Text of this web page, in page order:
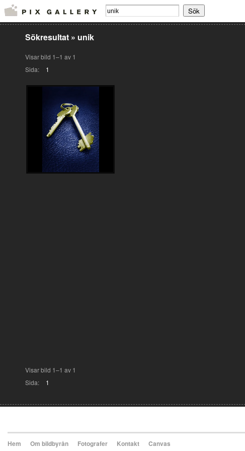
Sökresultat » unik
Visar bild 1–1 av 1
Sida:
1
Visar bild 1–1 av 1
Sida:
1
Hem Om bildbyrån Fotografer Kontakt Canvas